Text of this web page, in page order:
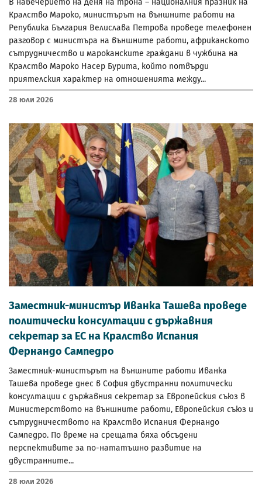
В навечерието на Деня на трона – националния празник на
Кралство Мароко, министърът на външните работи на
Република България Велислава Петрова проведе телефонен
разговор с министъра на външните работи, африканското
сътрудничество и мароканските граждани в чужбина на
Кралство Мароко Насер Бурита, който потвърди
приятелския характер на отношенията между...
28 Юли 2026
Заместник-министър Иванка Ташева проведе
политически консултации с държавния
секретар за ЕС на Кралство Испания
Фернандо Сампедро
Заместник-министърът на външните работи Иванка
Ташева проведе днес в София двустранни политически
консултации с държавния секретар за Европейския съюз в
Министерството на външните работи, Европейския съюз и
сътрудничеството на Кралство Испания Фернандо
Сампедро. По време на срещата бяха обсъдени
перспективите за по-нататъшно развитие на
двустранните...
28 Юли 2026